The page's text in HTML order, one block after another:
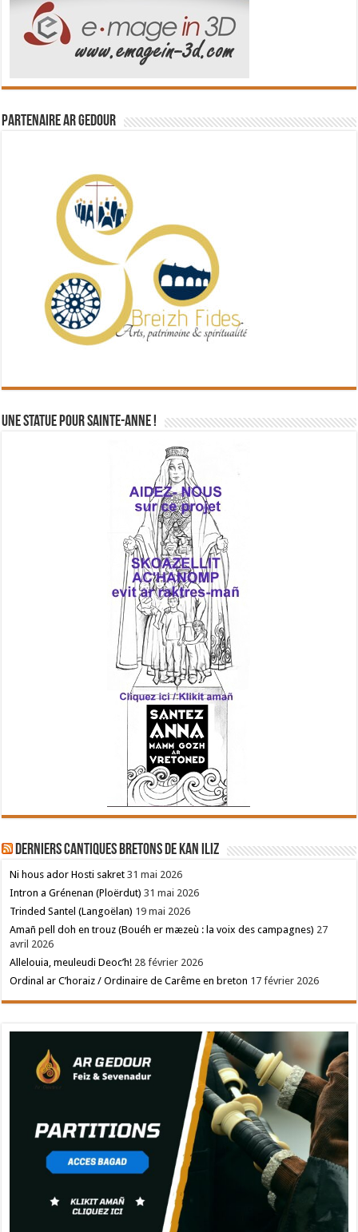
Partenaire Ar Gedour
Une statue pour Sainte-Anne !
Derniers cantiques bretons de Kan Iliz
Ni hous ador Hosti sakret 31 mai 2026
Intron a Grénenan (Ploërdut) 31 mai 2026
Trinded Santel (Langoëlan) 19 mai 2026
Amañ pell doh en trouz (Bouéh er mæzeù : la voix des campagnes) 27
avril 2026
Allelouia, meuleudi Deoc’h! 28 février 2026
Ordinal ar C’horaiz / Ordinaire de Carême en breton 17 février 2026